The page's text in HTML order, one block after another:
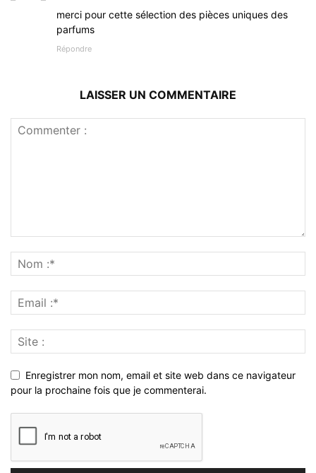
merci pour cette sélection des pièces uniques des
parfums
Répondre
LAISSER UN COMMENTAIRE
Enregistrer mon nom, email et site web dans ce navigateur
pour la prochaine fois que je commenterai.